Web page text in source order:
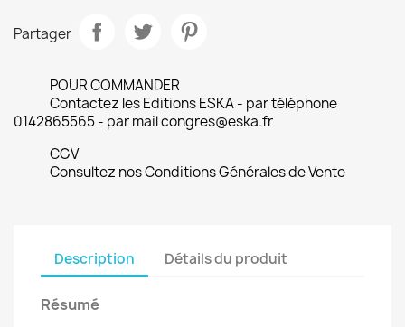
Partager
POUR COMMANDER
Contactez les Editions ESKA - par téléphone
0142865565 - par mail congres@eska.fr
CGV
Consultez nos Conditions Générales de Vente
Description Détails du produit
Résumé